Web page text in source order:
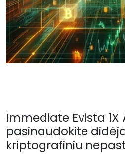
Immediate Evista
pasinaudokite
kriptografiniu